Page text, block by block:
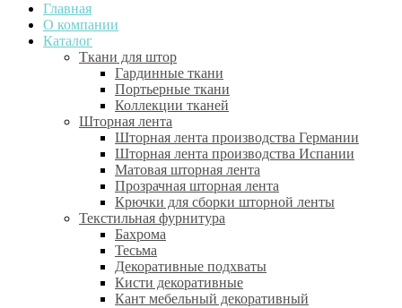
Главная
О компании
Каталог
Ткани для штор
Гардинные ткани
Портьерные ткани
Коллекции тканей
Шторная лента
Шторная лента производства Германии
Шторная лента производства Испании
Матовая шторная лента
Прозрачная шторная лента
Крючки для сборки шторной ленты
Текстильная фурнитура
Бахрома
Тесьма
Декоративные подхваты
Кисти декоративные
Кант мебельный декоративный